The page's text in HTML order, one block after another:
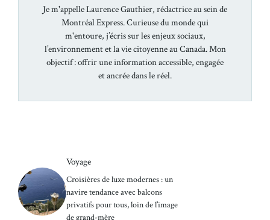
Je m'appelle Laurence Gauthier, rédactrice au sein de
Montréal Express. Curieuse du monde qui
m'entoure, j’écris sur les enjeux sociaux,
l’environnement et la vie citoyenne au Canada. Mon
objectif : offrir une information accessible, engagée
et ancrée dans le réel.
Voyage
Croisières de luxe modernes : un
navire tendance avec balcons
privatifs pour tous, loin de l’image
de grand-mère